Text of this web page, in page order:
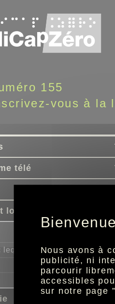
155
vous à la
télé
loisirs
Nous avons à
publicité, ni
parcourir
accessibles
sur notre page